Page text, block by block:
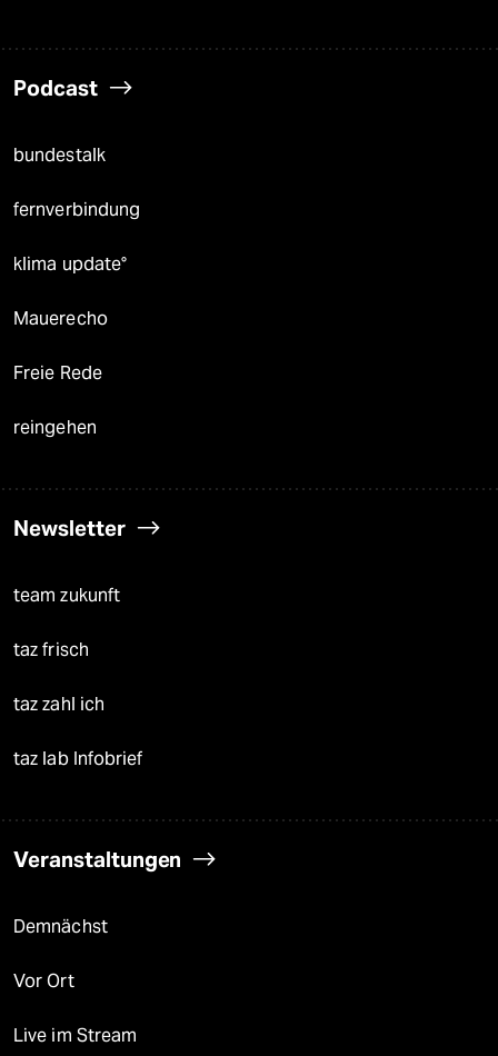
Podcast
bundestalk
fernverbindung
klima update°
Mauerecho
Freie Rede
reingehen
Newsletter
team zukunft
taz frisch
taz zahl ich
taz lab Infobrief
Veranstaltungen
Demnächst
Vor Ort
Live im Stream